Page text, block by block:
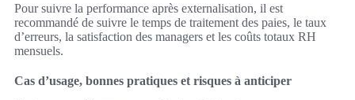
Pour suivre la performance après externalisation, il est
recommandé de suivre le temps de traitement des paies, le taux
d’erreurs, la satisfaction des managers et les coûts totaux RH
mensuels.
Cas d’usage, bonnes pratiques et risques à anticiper